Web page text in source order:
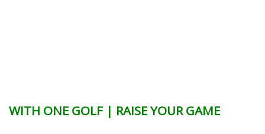
WITH ONE GOLF | RAISE YOUR GAME